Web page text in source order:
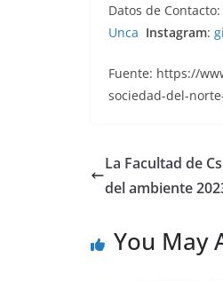
Datos de Contacto:
Unca Instagram:
Fuente: https://
sociedad-del-
La Facultad de
del ambiente
You May